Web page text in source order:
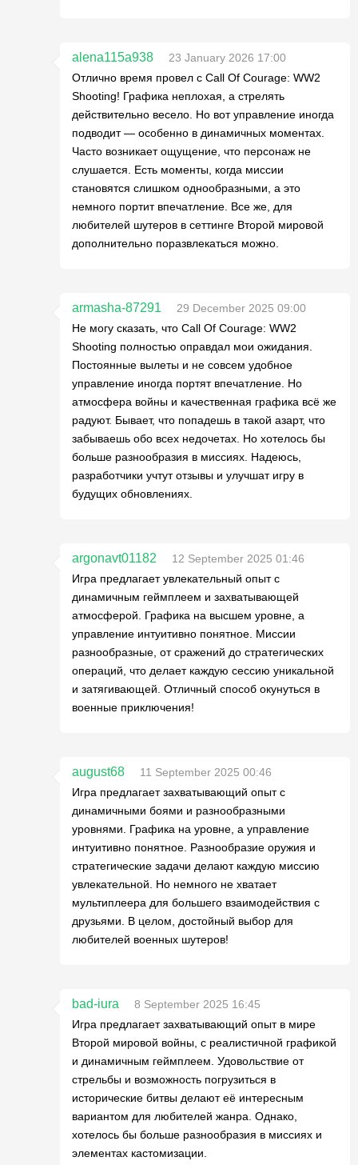
alena115a938
23 January 2026 17:00
Отлично время провел с Call Of Courage: WW2
Shooting! Графика неплохая, а стрелять
действительно весело. Но вот управление иногда
подводит — особенно в динамичных моментах.
Часто возникает ощущение, что персонаж не
слушается. Есть моменты, когда миссии
становятся слишком однообразными, а это
немного портит впечатление. Все же, для
любителей шутеров в сеттинге Второй мировой
дополнительно поразвлекаться можно.
armasha-87291
29 December 2025 09:00
Не могу сказать, что Call Of Courage: WW2
Shooting полностью оправдал мои ожидания.
Постоянные вылеты и не совсем удобное
управление иногда портят впечатление. Но
атмосфера войны и качественная графика всё же
радуют. Бывает, что попадешь в такой азарт, что
забываешь обо всех недочетах. Но хотелось бы
больше разнообразия в миссиях. Надеюсь,
разработчики учтут отзывы и улучшат игру в
будущих обновлениях.
argonavt01182
12 September 2025 01:46
Игра предлагает увлекательный опыт с
динамичным геймплеем и захватывающей
атмосферой. Графика на высшем уровне, а
управление интуитивно понятное. Миссии
разнообразные, от сражений до стратегических
операций, что делает каждую сессию уникальной
и затягивающей. Отличный способ окунуться в
военные приключения!
august68
11 September 2025 00:46
Игра предлагает захватывающий опыт с
динамичными боями и разнообразными
уровнями. Графика на уровне, а управление
интуитивно понятное. Разнообразие оружия и
стратегические задачи делают каждую миссию
увлекательной. Но немного не хватает
мультиплеера для большего взаимодействия с
друзьями. В целом, достойный выбор для
любителей военных шутеров!
bad-iura
8 September 2025 16:45
Игра предлагает захватывающий опыт в мире
Второй мировой войны, с реалистичной графикой
и динамичным геймплеем. Удовольствие от
стрельбы и возможность погрузиться в
исторические битвы делают её интересным
вариантом для любителей жанра. Однако,
хотелось бы больше разнообразия в миссиях и
элементах кастомизации.